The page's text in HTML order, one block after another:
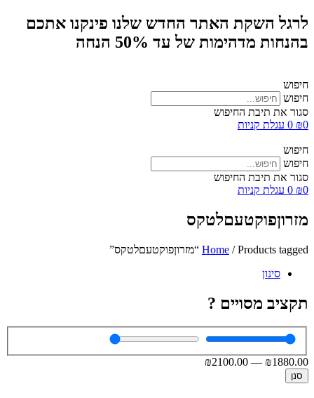
לרגל השקת האתר החדש שלנו פינקנו אתכם
בהנחות מדהימות של עד 50% הנחה
חיפוש
חיפוש
סגור את תיבת החיפוש
₪0
0 עגלת קניות
חיפוש
חיפוש
סגור את תיבת החיפוש
₪0
0 עגלת קניות
מזרוןפוקטעםלטקס
Home / Products tagged “מזרוןפוקטעםלטקס”
סינון
תקציב מסויים ?
₪1880.00
—
₪2100.00
סנן